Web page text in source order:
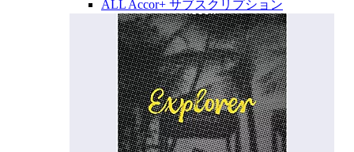
ALL Accor+ サブスクリプション